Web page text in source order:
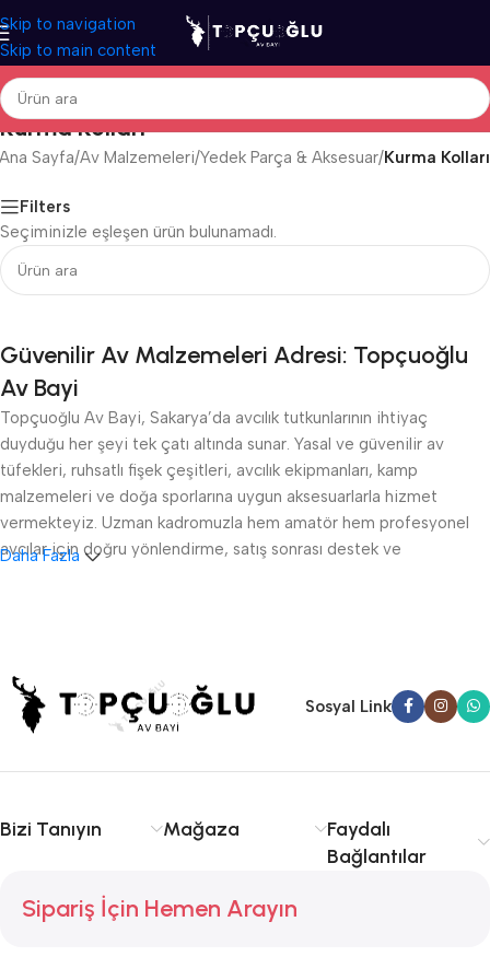
Skip to navigation
Skip to main content
Kurma Kolları
Ana Sayfa/Av Malzemeleri/Yedek Parça & Aksesuar/Kurma Kolları
Filters
Seçiminizle eşleşen ürün bulunamadı.
Güvenilir Av Malzemeleri Adresi: Topçuoğlu
Av Bayi
Topçuoğlu Av Bayi, Sakarya’da avcılık tutkunlarının ihtiyaç
duyduğu her şeyi tek çatı altında sunar. Yasal ve güvenilir av
tüfekleri, ruhsatlı fişek çeşitleri, avcılık ekipmanları, kamp
malzemeleri ve doğa sporlarına uygun aksesuarlarla hizmet
vermekteyiz. Uzman kadromuzla hem amatör hem profesyonel
avcılar için doğru yönlendirme, satış sonrası destek ve
sunuyoruz. Avcılıkta kalite, güvenlik ve deneyim için Topçuoğlu
Av sizinle!
Daha Fazla
Sosyal Link
Bizi Tanıyın Mağaza
Faydalı
Bağlantılar
Sipariş İçin Hemen Arayın